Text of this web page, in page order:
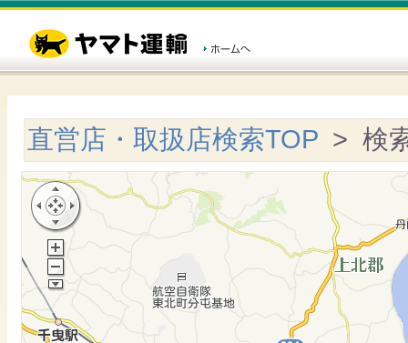
直営店・取扱店検索TOP > 検